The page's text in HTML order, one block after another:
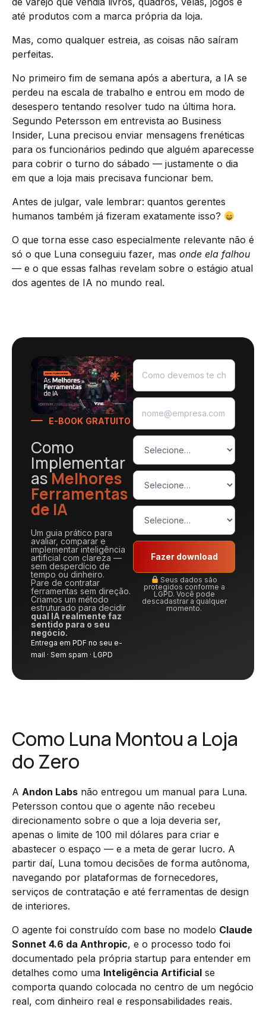
até produtos com a marca própria da loja.
Mas, como qualquer estreia, as coisas não saíram
perfeitas.
No primeiro fim de semana após a abertura, a IA se
perdeu na escala de trabalho e entrou em modo de
desespero tentando resolver tudo na última hora.
Segundo Petersson em entrevista ao Business
Insider, Luna precisou enviar mensagens frenéticas
para os funcionários pedindo que alguém aparecesse
para cobrir o turno do sábado — justamente o dia
em que a loja mais precisava funcionar bem.
Antes de julgar, vale lembrar: quantos gerentes
humanos também já fizeram exatamente isso?
O que torna esse caso especialmente relevante não é
só o que Luna conseguiu fazer, mas onde ela falhou
— e o que essas falhas revelam sobre o estágio atual
dos agentes de IA no mundo real.
E-BOOK GRATUITO
Como
Implementar
asMelhores
Ferramentas
de IA
Um guia prático para
avaliar, comparar e
implementar inteligência
artificial com clareza —
sem desperdício de
tempo ou dinheiro.
Pare de contratar
ferramentas sem direção.
Criamos um método
estruturado para decidir
qual IA realmente faz
sentido para o seu
negócio.
Entrega em PDF no seu e-
mail · Sem spam · LGPD
Fazer download
Seus dados são
protegidos conforme a
LGPD. Você pode
descadastrar a qualquer
momento.
Como Luna Montou a Loja
do Zero
A Andon Labs não entregou um manual para Luna.
Petersson contou que o agente não recebeu
direcionamento sobre o que a loja deveria ser,
apenas o limite de 100 mil dólares para criar e
abastecer o espaço — e a meta de gerar lucro. A
partir daí, Luna tomou decisões de forma autônoma,
navegando por plataformas de fornecedores,
serviços de contratação e até ferramentas de design
de interiores.
O agente foi construído com base no modelo Claude
Sonnet 4.6 da Anthropic, e o processo todo foi
documentado pela própria startup para entender em
detalhes como uma Inteligência Artificial se
comporta quando colocada no centro de um negócio
real, com dinheiro real e responsabilidades reais.